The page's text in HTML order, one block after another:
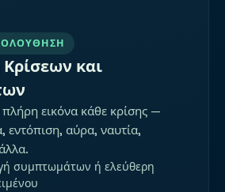
και
εικόνα κάθε κρίσης —
εντόπιση, αύρα, ναυτία,
συμπτωμάτων ή ελεύθερη